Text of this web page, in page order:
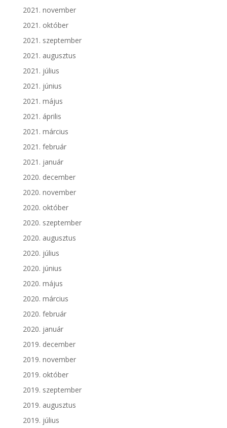
2021. november
2021. október
2021. szeptember
2021. augusztus
2021. július
2021. június
2021. május
2021. április
2021. március
2021. február
2021. január
2020. december
2020. november
2020. október
2020. szeptember
2020. augusztus
2020. július
2020. június
2020. május
2020. március
2020. február
2020. január
2019. december
2019. november
2019. október
2019. szeptember
2019. augusztus
2019. július